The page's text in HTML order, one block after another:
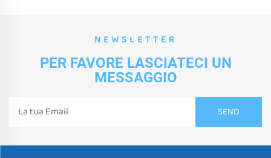
NEWSLETTER
PER FAVORE LASCIATECI UN
MESSAGGIO